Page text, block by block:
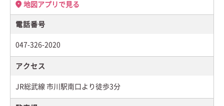
地図アプリで見る
電話番号
047-326-2020
アクセス
JR総武線 市川駅南口より徒歩3分